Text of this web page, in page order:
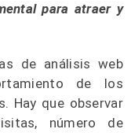
para atraer y
de análisis web
de los
Hay que observar
número de